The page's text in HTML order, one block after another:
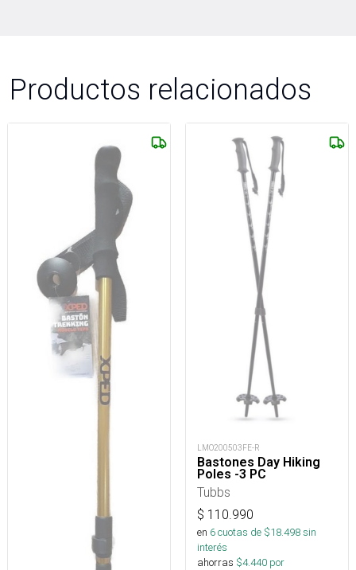
Productos relacionados
LMO200503FE-R
Bastones Day Hiking
Poles -3 PC
Tubbs
$ 110.990
en 6cuotas de $18.498sin
interés
ahorras $4.440 por